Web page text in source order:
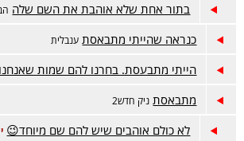
בתור אחת שלא אוהבת את השם שלה
כנראה שהייתי מתבאסת ענבלית
הייתי מתבעסת. בחרנו להם שמות
מתבאסת ניק חדש2
לא כולם אוהבים שיש להם שם מיוחד😉